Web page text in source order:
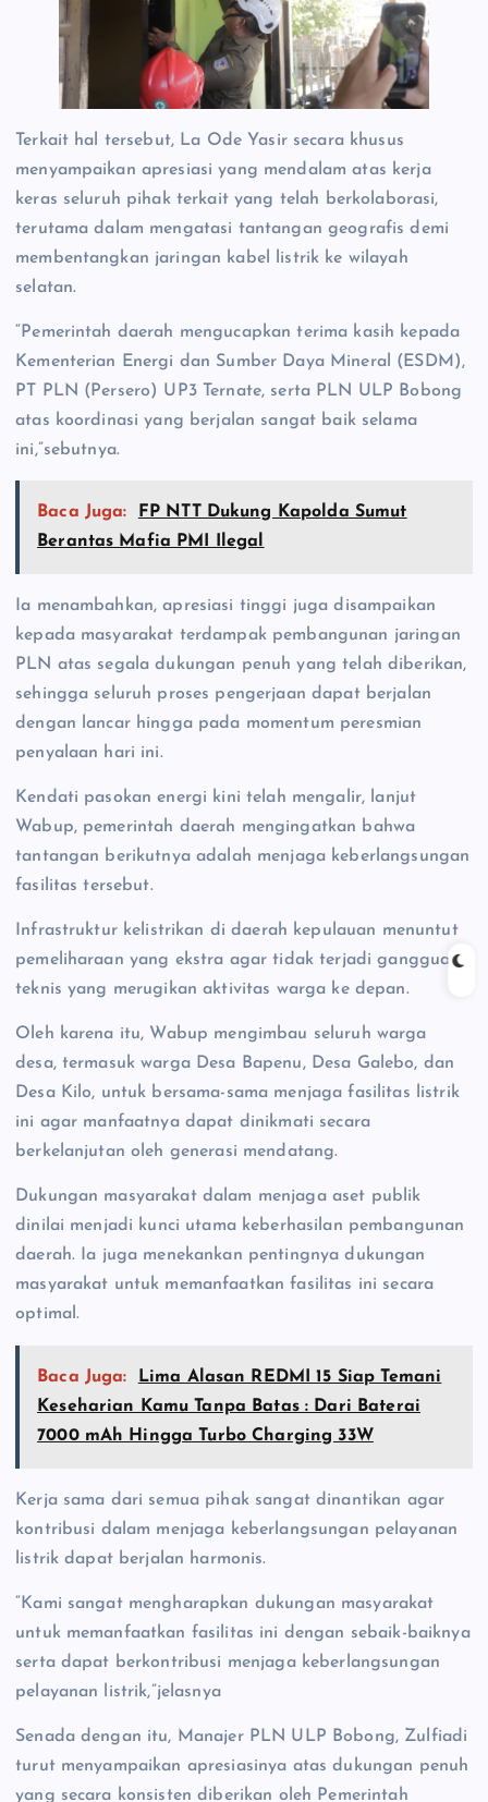
Terkait hal tersebut, La Ode Yasir secara khusus
menyampaikan apresiasi yang mendalam atas kerja
keras seluruh pihak terkait yang telah berkolaborasi,
terutama dalam mengatasi tantangan geografis demi
membentangkan jaringan kabel listrik ke wilayah
selatan.
“Pemerintah daerah mengucapkan terima kasih kepada
Kementerian Energi dan Sumber Daya Mineral (ESDM),
PT PLN (Persero) UP3 Ternate, serta PLN ULP Bobong
atas koordinasi yang berjalan sangat baik selama
ini,”sebutnya.
Baca Juga:
FP NTT Dukung Kapolda Sumut
Berantas Mafia PMI Ilegal
Ia menambahkan, apresiasi tinggi juga disampaikan
kepada masyarakat terdampak pembangunan jaringan
PLN atas segala dukungan penuh yang telah diberikan,
sehingga seluruh proses pengerjaan dapat berjalan
dengan lancar hingga pada momentum peresmian
penyalaan hari ini.
Kendati pasokan energi kini telah mengalir, lanjut
Wabup, pemerintah daerah mengingatkan bahwa
tantangan berikutnya adalah menjaga keberlangsungan
fasilitas tersebut.
Infrastruktur kelistrikan di daerah kepulauan menuntut
pemeliharaan yang ekstra agar tidak terjadi gangguan
teknis yang merugikan aktivitas warga ke depan.
Oleh karena itu, Wabup mengimbau seluruh warga
desa, termasuk warga Desa Bapenu, Desa Galebo, dan
Desa Kilo, untuk bersama-sama menjaga fasilitas listrik
ini agar manfaatnya dapat dinikmati secara
berkelanjutan oleh generasi mendatang.
Dukungan masyarakat dalam menjaga aset publik
dinilai menjadi kunci utama keberhasilan pembangunan
daerah. Ia juga menekankan pentingnya dukungan
masyarakat untuk memanfaatkan fasilitas ini secara
optimal.
Baca Juga:
Lima Alasan REDMI 15 Siap Temani
Keseharian Kamu Tanpa Batas : Dari Baterai
7000 mAh Hingga Turbo Charging 33W
Kerja sama dari semua pihak sangat dinantikan agar
kontribusi dalam menjaga keberlangsungan pelayanan
listrik dapat berjalan harmonis.
“Kami sangat mengharapkan dukungan masyarakat
untuk memanfaatkan fasilitas ini dengan sebaik-baiknya
serta dapat berkontribusi menjaga keberlangsungan
pelayanan listrik,”jelasnya
Senada dengan itu, Manajer PLN ULP Bobong, Zulfiadi
turut menyampaikan apresiasinya atas dukungan penuh
yang secara konsisten diberikan oleh Pemerintah